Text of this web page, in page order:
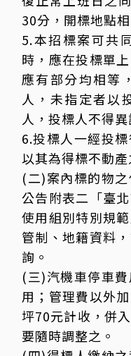
30分，開標地點
5.本招標案可共
時，應在投標單
應有部分均相等
人，未指定者以
人，投標人不得異
6.投標人一經投
以其為得標不動產
(二)案內標的物
公告附表二「臺
使用組別特別規
管制、地籍資料
詢。
(三)汽機車停車
用；管理費以外
坪70元計收，併
要隨時調整之。